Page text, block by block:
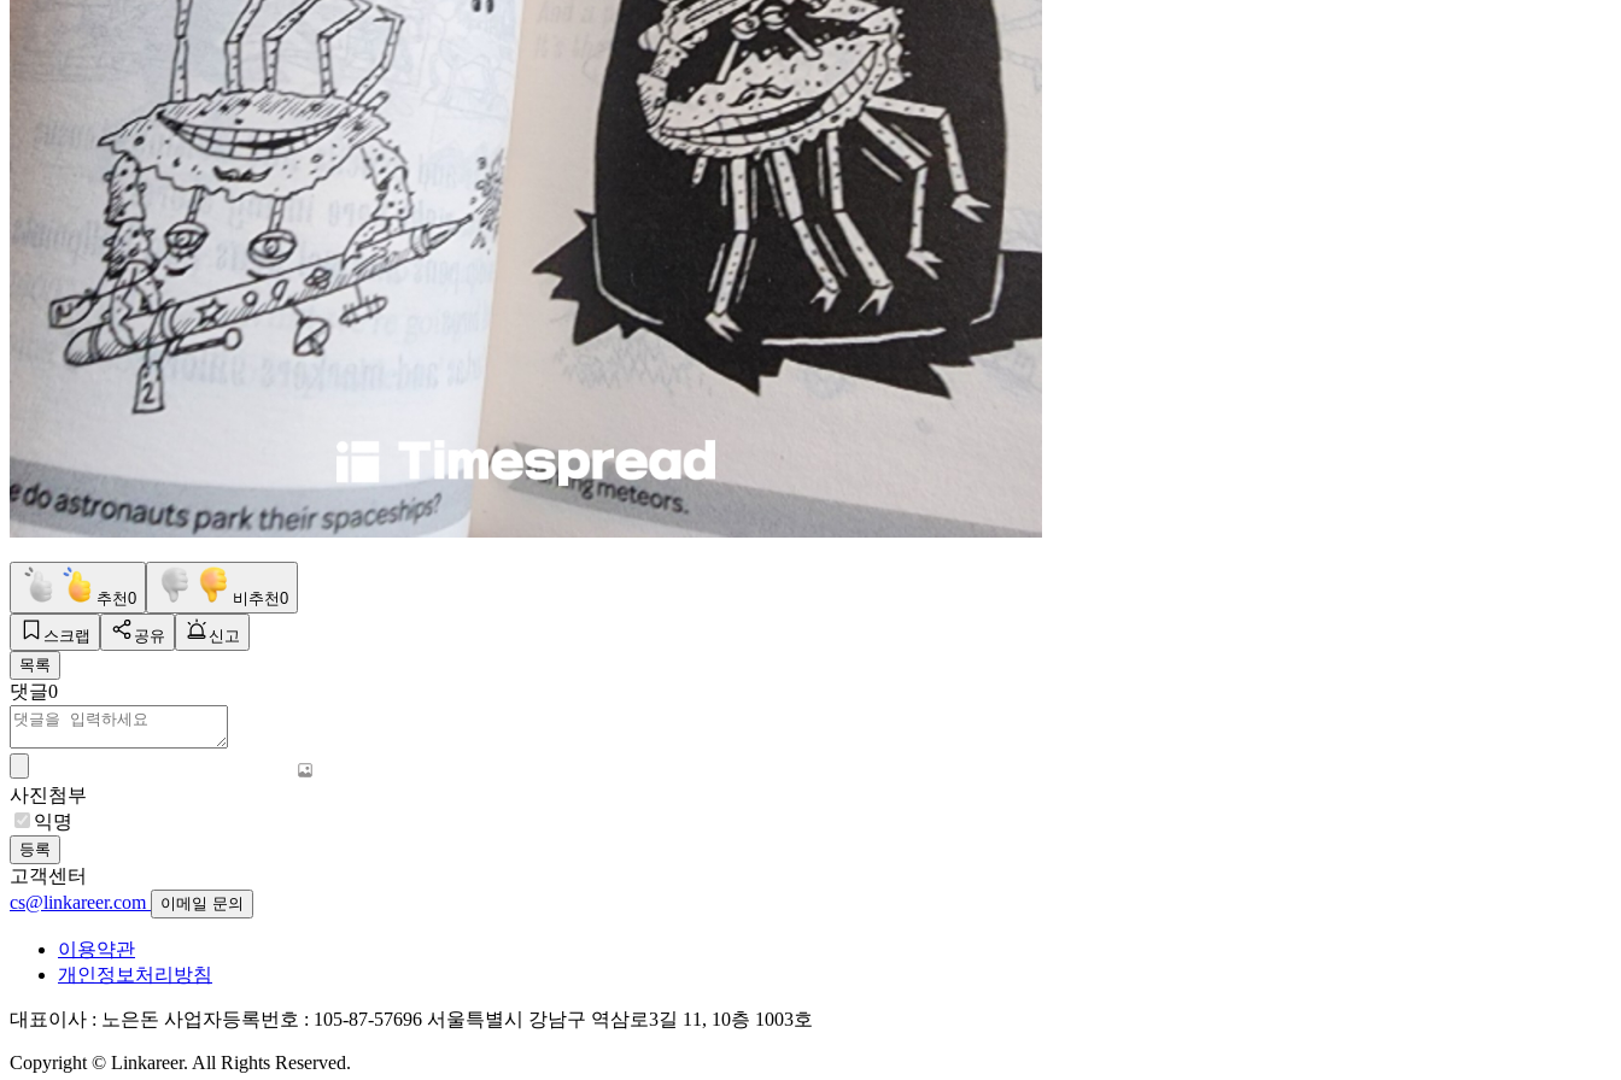
추천0 비추천0
스크랩 공유
신고
목록
댓글0
사진첨부
익명
등록
고객센터
cs@linkareer.com
이메일 문의
이용약관
개인정보처리방침
대표이사 : 노은돈 사업자등록번호 : 105-87-57696 서울특별시 강남구 역삼로3길 11, 10층 1003호
Copyright © Linkareer. All Rights Reserved.